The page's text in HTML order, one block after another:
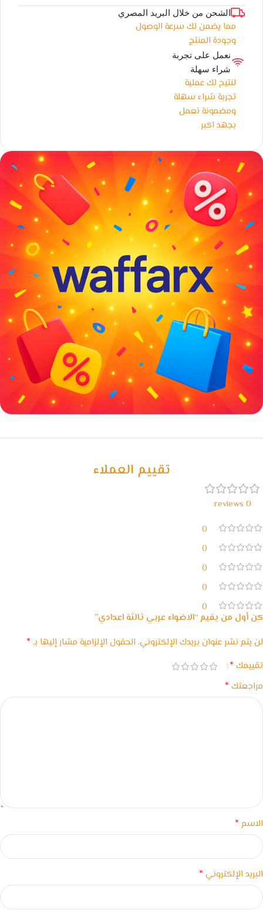
الشحن من خلال البريد المصري
مما يضمن لك سرعة الوصول
وجودة المنتج
نعمل على تجربة
شراء سهلة
لنتيح لك عملية
تجربة شراء سهلة
ومضمونة نعمل
بجهد اكبر
خصومات كبيرة
تقييم العملاء
0 reviews
0
0
0
0
0
كن أول من يقيم “الاضواء عربي ثالثة اعدادي”
لن يتم نشر عنوان بريدك الإلكتروني. الحقول الإلزامية مشار إليها بـ*
تقييمك *
مراجعتك *
الاسم *
البريد الإلكتروني *